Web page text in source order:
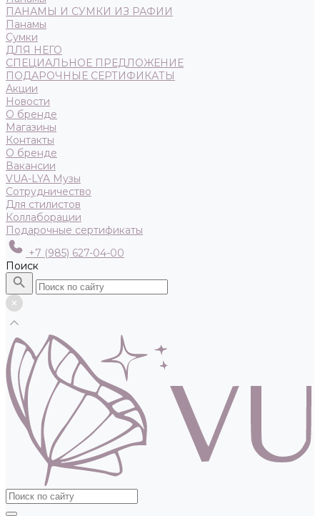
ПАНАМЫ И СУМКИ ИЗ РАФИИ
Панамы
Сумки
ДЛЯ НЕГО
СПЕЦИАЛЬНОЕ ПРЕДЛОЖЕНИЕ
ПОДАРОЧНЫЕ СЕРТИФИКАТЫ
Акции
Новости
О бренде
Магазины
Контакты
О бренде
Вакансии
VUA-LYA Музы
Сотрудничество
Для стилистов
Коллаборации
Подарочные сертификаты
+7 (985) 627-04-00
Поиск